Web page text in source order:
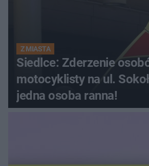
Z MIASTA
Siedlce: Zderzenie
motocyklisty na ul.
jedna osoba ranna!